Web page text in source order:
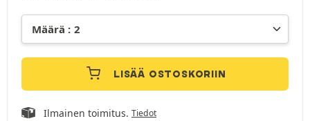
LISÄÄ OSTOSKORIIN
Ilmainen toimitus. Tiedot